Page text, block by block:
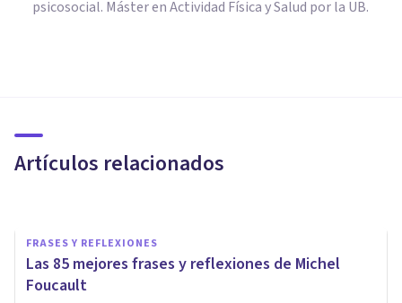
psicosocial. Máster en Actividad Física y Salud por la UB.
Artículos relacionados
Platón y su filosofía
FRASES Y REFLEXIONES
Las 85 mejores frases y reflexiones de Michel
Foucault